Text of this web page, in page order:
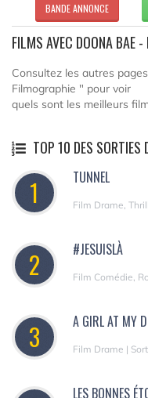
BANDE ANNONCE
FILMS AVEC DOONA BAE
Consultez les autres
Filmographie " pour voir
quels sont les meilleurs
TOP 10 DES SORTIES
1 TUNNEL
Film Drame,
2 #JESUISLÀ
Film Comédie,
3 A GIRL AT MY
Film Drame |
LES BONNES